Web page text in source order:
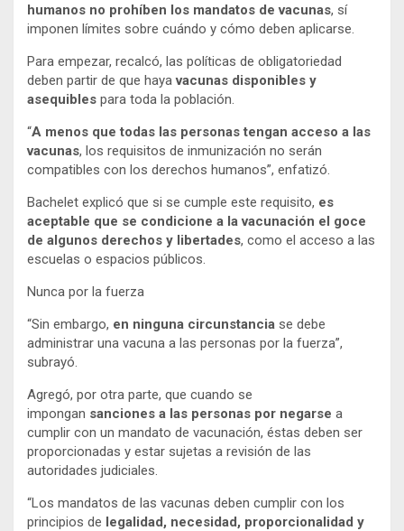
humanos no prohíben los mandatos de vacunas, sí
imponen límites sobre cuándo y cómo deben aplicarse.
Para empezar, recalcó, las políticas de obligatoriedad
deben partir de que hayavacunas disponibles y
asequibles para toda la población.
“A menos que todas las personas tengan acceso a las
vacunas, los requisitos de inmunización no serán
compatibles con los derechos humanos”, enfatizó.
Bachelet explicó que si se cumple este requisito, es
aceptable que se condicione a la vacunación el goce
de algunos derechos y libertades, como el acceso a las
escuelas o espacios públicos.
Nunca por la fuerza
“Sin embargo, en ninguna circunstancia se debe
administrar una vacuna a las personas por la fuerza”,
subrayó.
Agregó, por otra parte, que cuando se
impongan sanciones a las personas por negarse a
cumplir con un mandato de vacunación, éstas deben ser
proporcionadas y estar sujetas a revisión de las
autoridades judiciales.
“Los mandatos de las vacunas deben cumplir con los
principios de legalidad, necesidad, proporcionalidad y